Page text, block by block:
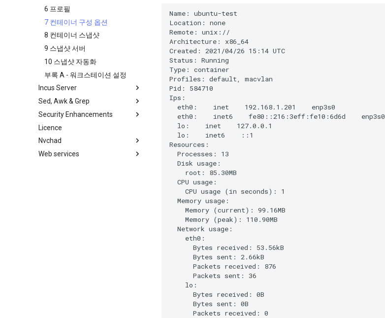
작업 관리
네트워크 구현
소프트웨어 관리
특별 권한
About systemd
Log management
Conclusions
Working With Jinja Template in
Ansible
Bash - 연습 문제
Appendix-Practical
Examples
변수 - 로그와 함께 사용
Unison 사용
6 프로필
7 컨테이너 구성 옵션
8 컨테이너 스냅샷
9 스냅샷 서버
10 스냅샷 자동화
부록 A - 워크스테이션 설정
Incus Server
Introduction
1 Install and Configuration
2 ZFS Setup
3 Incus initialization and user
setup
Sed, Awk & Grep
Sed, Awk & Grep - the Three
Regular expressions and
wildcards
Grep command
Security Enhancements
Introduction to PAM and basic
usage
Licence
Nvchad
개요
Web services
Name: ubuntu-test
Location: none
Remote: unix://
Architecture: x86_64
Created: 2021/04/26 15:14 UTC
Status: Running
Type: container
Profiles: default, macvlan
Pid: 584710
Ips:
  eth0:    inet    192.168.1.201    enp3s0
  eth0:    inet6    fe80::216:3eff:fe10:6d6d    enp3s0
  lo:    inet    127.0.0.1
  lo:    inet6    ::1
Resources:
  Processes: 13
  Disk usage:
    root: 85.30MB
  CPU usage:
    CPU usage (in seconds): 1
  Memory usage:
    Memory (current): 99.16MB
    Memory (peak): 110.90MB
  Network usage:
    eth0:
      Bytes received: 53.56kB
      Bytes sent: 2.66kB
      Packets received: 876
      Packets sent: 36
    lo:
      Bytes received: 0B
      Bytes sent: 0B
      Packets received: 0